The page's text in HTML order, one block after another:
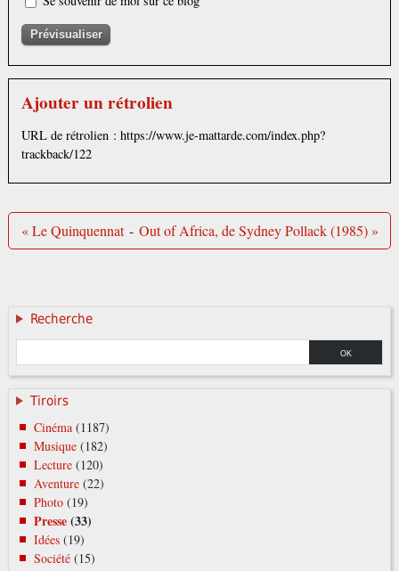
Ajouter un rétrolien
URL de rétrolien : https://www.je-mattarde.com/index.php?
trackback/122
« Le Quinquennat - Out of Africa, de Sydney Pollack (1985) »
Recherche
Tiroirs
Cinéma (1187)
Musique (182)
Lecture (120)
Aventure (22)
Photo (19)
Presse(33)
Idées (19)
Société (15)